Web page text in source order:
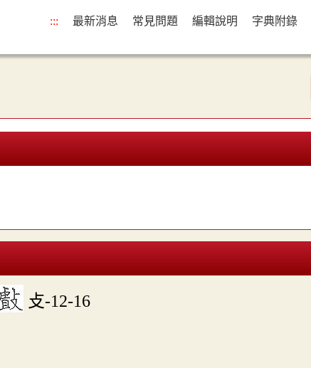
::: 最新消息 常見問題 編輯說明 字典附錄
攴-12-16